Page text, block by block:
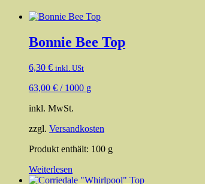
Bonnie Bee Top
6,30 € inkl. USt
63,00 € / 1000 g
inkl. MwSt.
zzgl. Versandkosten
Produkt enthält: 100 g
Weiterlesen